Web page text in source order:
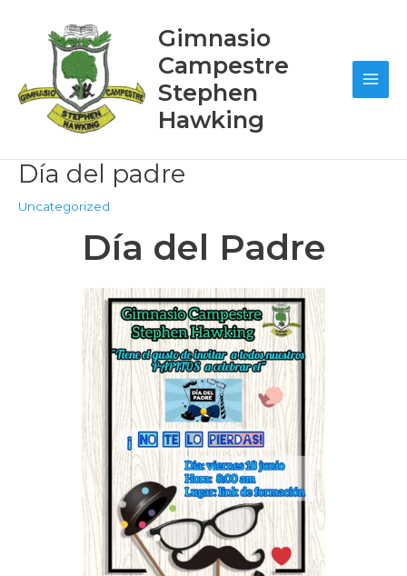
contenido
Gimnasio
Campestre
Stephen
Hawking
Día del padre
Uncategorized
Día del Padre
navigation